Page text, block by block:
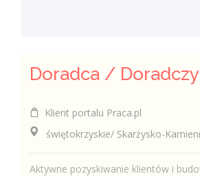
Klient portalu Praca.pl
świętokrzyskie/ Skarżysko-
Aktywne pozyskiwanie klientów i